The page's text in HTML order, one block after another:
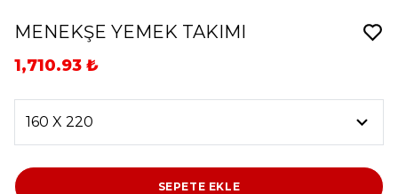
MENEKŞE YEMEK TAKIMI
1,710.93 ₺
SEPETE EKLE